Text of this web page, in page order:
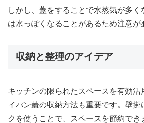
しかし、蓋をすることで水蒸気が多く
は水っぽくなることがあるため注意が
収納と整理のアイデア
キッチンの限られたスペースを有効活
イパン蓋の収納方法も重要です。壁掛
クを使うことで、スペースを節約でき